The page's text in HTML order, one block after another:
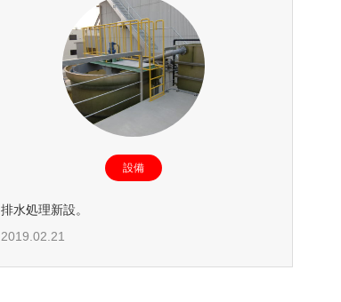
設備
排水処理新設。
2019.02.21